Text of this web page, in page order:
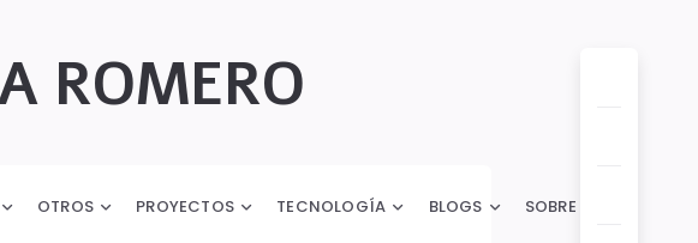
ROMERO
OTROS PROYECTOS TECNOLOGÍA BLOGS SOBRE MI